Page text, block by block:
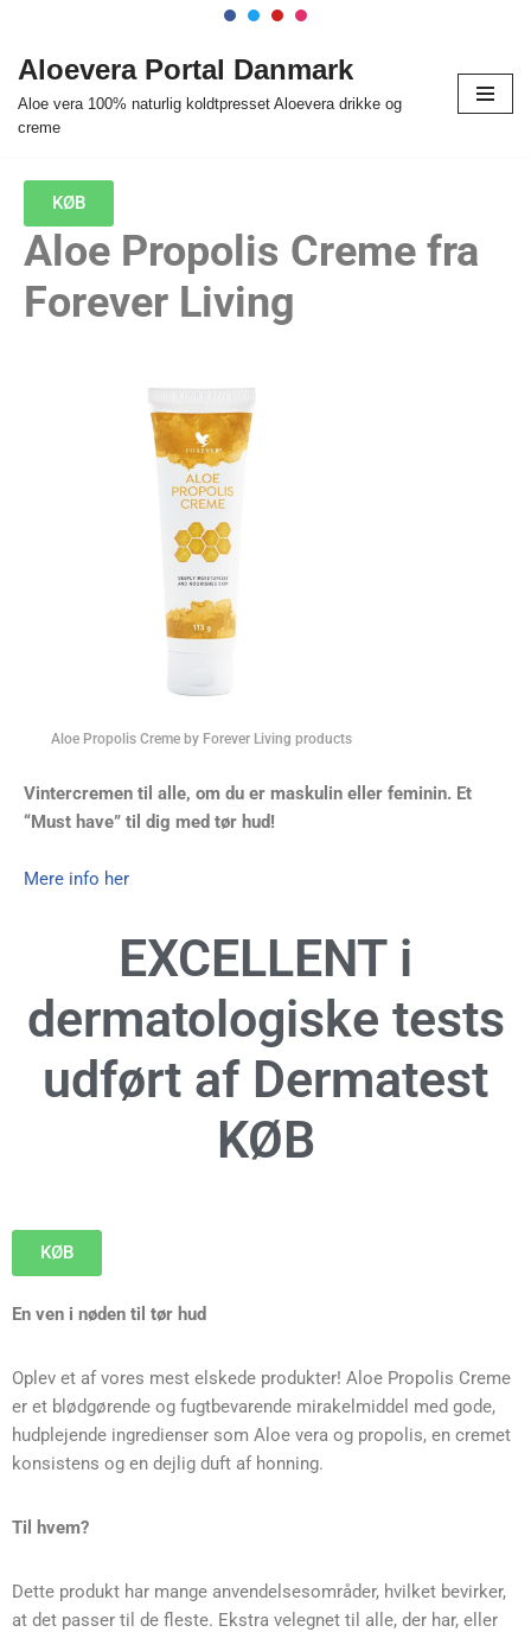
Spring
indhold
Aloevera Portal Danmark
Aloe vera 100% naturlig koldtpresset Aloevera drikke og
creme
KØB
Aloe Propolis Creme fra
Forever Living
Aloe Propolis Creme by Forever Living products
Vintercremen til alle, om du er maskulin eller feminin. Et
“Must have” til dig med tør hud!
Mere info her
EXCELLENT i
dermatologiske tests
udført af Dermatest
KØB
KØB
En ven i nøden til tør hud
Oplev et af vores mest elskede produkter! Aloe Propolis Creme
er et blødgørende og fugtbevarende mirakelmiddel med gode,
hudplejende ingredienser som Aloe vera og propolis, en cremet
konsistens og en dejlig duft af honning.
Til hvem?
Dette produkt har mange anvendelsesområder, hvilket bevirker,
at det passer til de fleste. Ekstra velegnet til alle, der har, eller